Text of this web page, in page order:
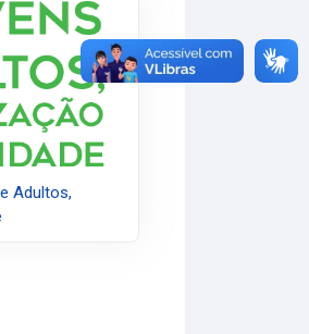
Alfabetização e Diversidade
Adultos,